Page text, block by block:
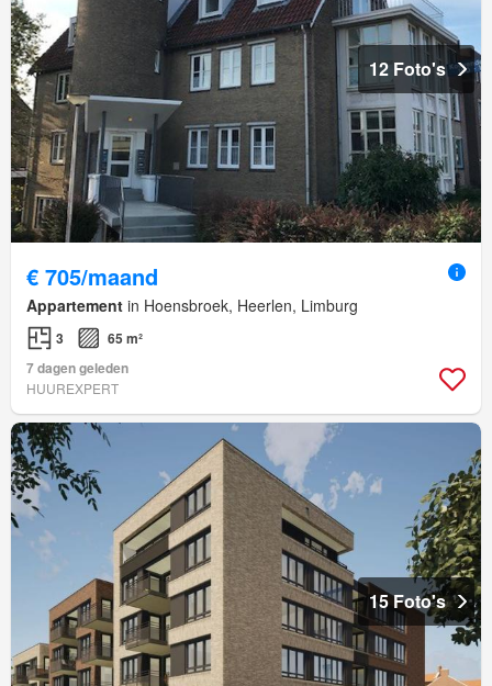
12 Foto's
€ 705/maand
Appartement in Hoensbroek, Heerlen, Limburg
3
65 m²
7 dagen geleden
HUUREXPERT
15 Foto's